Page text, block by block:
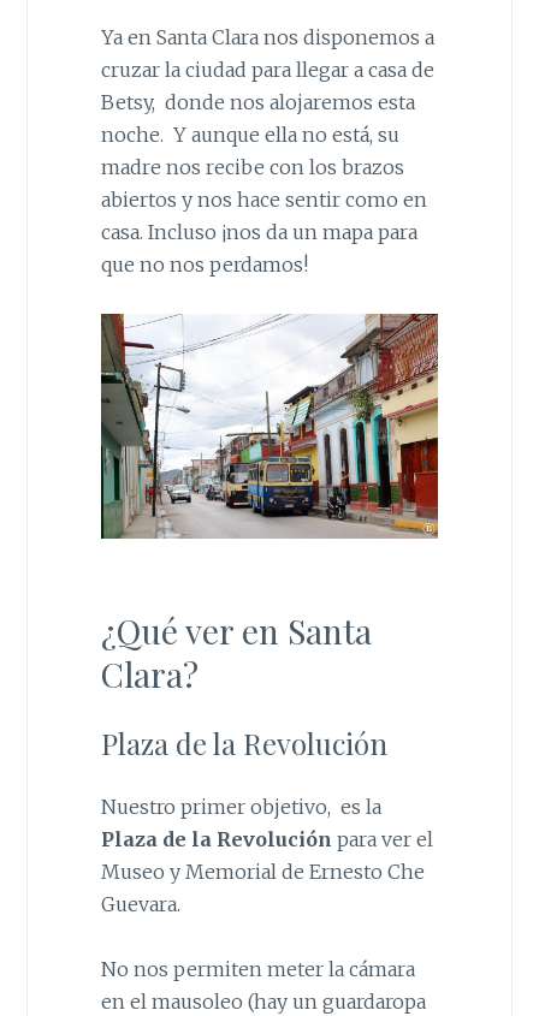
Ya en Santa Clara nos disponemos a
cruzar la ciudad para llegar a casa de
Betsy, donde nos alojaremos esta
noche. Y aunque ella no está, su
madre nos recibe con los brazos
abiertos y nos hace sentir como en
casa. Incluso ¡nos da un mapa para
que no nos perdamos!
¿Qué ver en Santa
Clara?
Plaza de la Revolución
Nuestro primer objetivo, es la
Plaza de la Revolución para ver el
Museo y Memorial de Ernesto Che
Guevara.
No nos permiten meter la cámara
en el mausoleo (hay un guardaropa